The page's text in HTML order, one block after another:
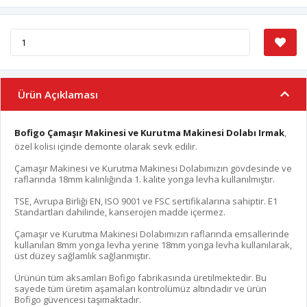
Ürün Açıklaması
Bofigo Çamaşır Makinesi ve Kurutma Makinesi Dolabı Irmak,
özel kolisi içinde demonte olarak sevk edilir.
Çamaşır Makinesi ve Kurutma Makinesi Dolabımızın gövdesinde ve
raflarında 18mm kalınlığında 1. kalite yonga levha kullanılmıştır.
TSE, Avrupa Birliği EN, ISO 9001 ve FSC sertifikalarına sahiptir. E1
Standartları dahilinde, kanserojen madde içermez.
Çamaşır ve Kurutma Makinesi Dolabımızın raflarında emsallerinde
kullanılan 8mm yonga levha yerine 18mm yonga levha kullanılarak,
üst düzey sağlamlık sağlanmıştır.
Ürünün tüm aksamları Bofigo fabrikasında üretilmektedir. Bu
sayede tüm üretim aşamaları kontrolümüz altındadır ve ürün
Bofigo güvencesi taşımaktadır.